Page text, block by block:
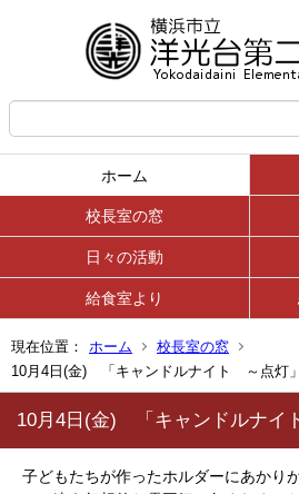
ホーム
校長室の窓
日々の活動
給食室より
現在位置： ホーム
校長室の窓
10月4日(金) 「キャンドルナイト ～点灯」
10月4日(金) 「キャンドルナイ
子どもたちが作ったホルダーにあかり